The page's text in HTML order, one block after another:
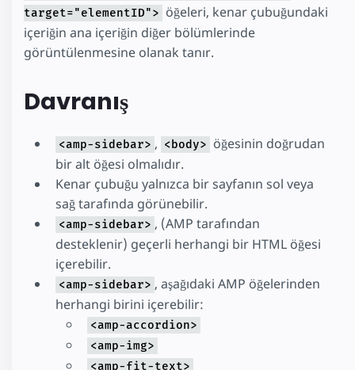
target="elementID"> öğeleri, kenar çubuğundaki
içeriğin ana içeriğin diğer bölümlerinde
görüntülenmesine olanak tanır.
Davranış
<amp-sidebar> , <body> öğesinin doğrudan
bir alt öğesi olmalıdır.
Kenar çubuğu yalnızca bir sayfanın sol veya
sağ tarafında görünebilir.
<amp-sidebar> , (AMP tarafından
desteklenir) geçerli herhangi bir HTML öğesi
içerebilir.
<amp-sidebar> , aşağıdaki AMP öğelerinden
herhangi birini içerebilir:
<amp-accordion>
<amp-img>
<amp-fit-text>